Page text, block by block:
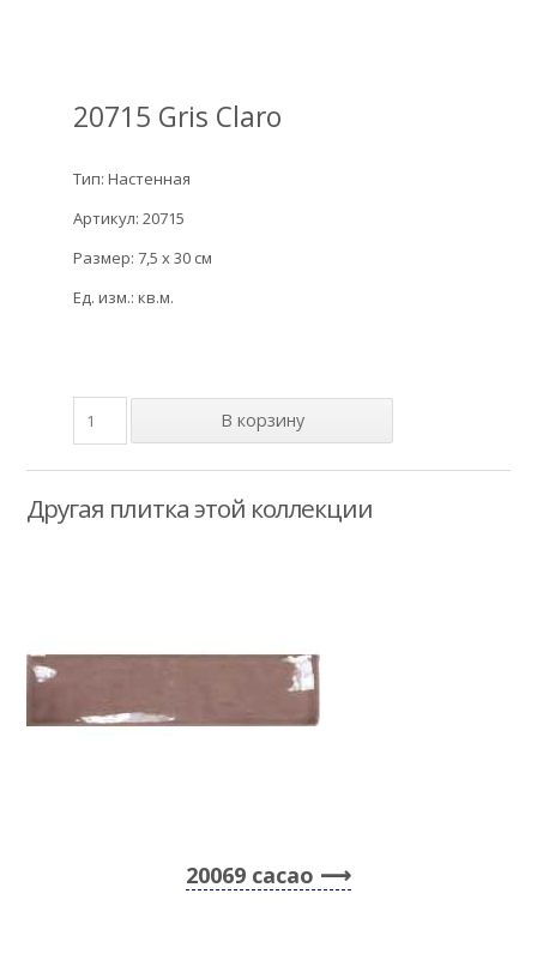
20715 Gris Claro
Тип: Настенная
Артикул: 20715
Размер: 7,5 x 30 см
Ед. изм.: кв.м.
Другая плитка этой коллекции
20069 cacao